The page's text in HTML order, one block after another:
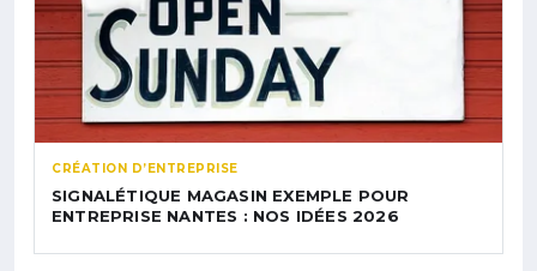
CRÉATION D’ENTREPRISE
SIGNALÉTIQUE MAGASIN EXEMPLE POUR
ENTREPRISE NANTES : NOS IDÉES 2026